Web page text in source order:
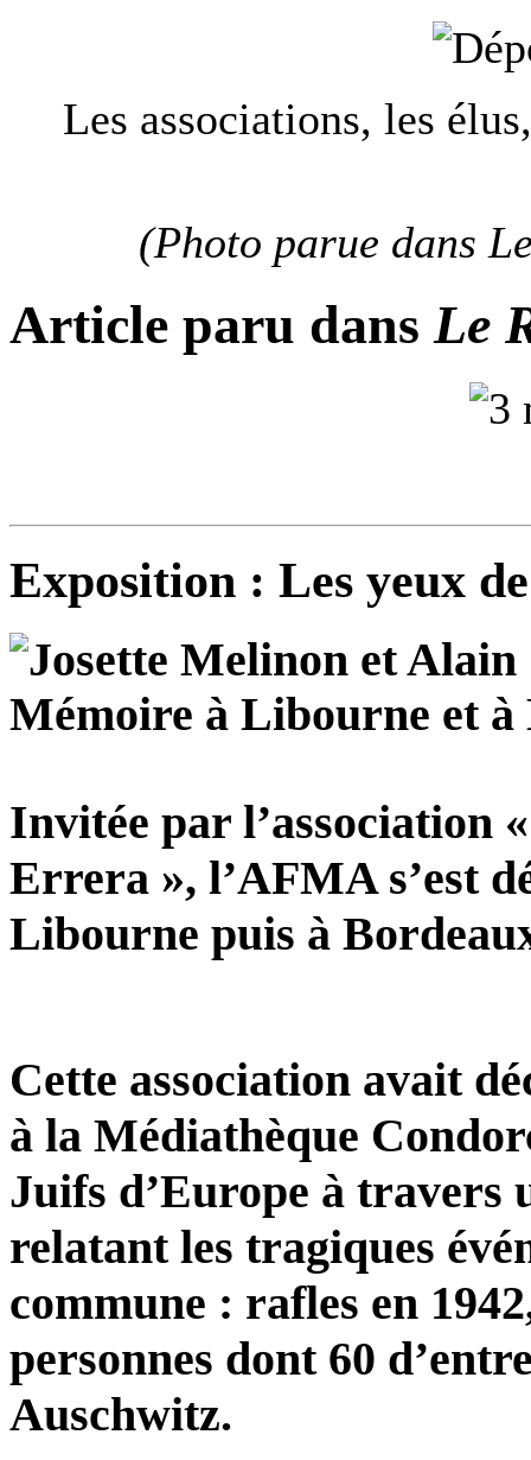
Les associations, les
(Photo parue dans
Article paru dansLe
Exposition : Les yeux
Mémoire à Libourne et à
Invitée par l’association
Errera », l’AFMA s’est
Libourne puis à
Cette association avait
à la Médiathèque
Juifs d’Europe à travers
relatant les tragiques
commune : rafles en
personnes dont 60
Auschwitz.